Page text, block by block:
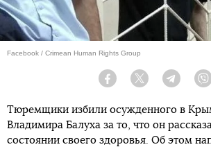
Facebook / Crimean Human Rights Group
Facebook Twitter Telegram
Тюремщики избили осужденного в
Владимира Балуха за то, что он
состоянии своего здоровья. Об этом